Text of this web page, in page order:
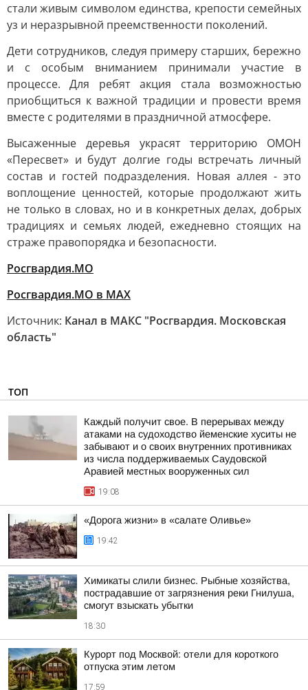
стали живым символом единства, крепости семейных
уз и неразрывной преемственности поколений.
Дети сотрудников, следуя примеру старших, бережно
и с особым вниманием принимали участие в
процессе. Для ребят акция стала возможностью
приобщиться к важной традиции и провести время
вместе с родителями в праздничной атмосфере.
Высаженные деревья украсят территорию ОМОН
«Пересвет» и будут долгие годы встречать личный
состав и гостей подразделения. Новая аллея - это
воплощение ценностей, которые продолжают жить
не только в словах, но и в конкретных делах, добрых
традициях и семьях людей, ежедневно стоящих на
страже правопорядка и безопасности.
Росгвардия.МО
Росгвардия.МО в MAX
Источник: Канал в МАКС "Росгвардия. Московская
область"
ТОП
Каждый получит свое. В перерывах между
атаками на судоходство йеменские хуситы не
забывают и о своих внутренних противниках
из числа поддерживаемых Саудовской
Аравией местных вооруженных сил
19:08
«Дорога жизни» в «салате Оливье»
19:42
Химикаты слили бизнес. Рыбные хозяйства,
пострадавшие от загрязнения реки Гнилуша,
смогут взыскать убытки
18:30
Курорт под Москвой: отели для короткого
отпуска этим летом
17:59